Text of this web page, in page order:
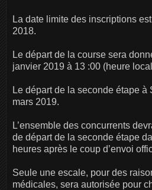
La date limite des inscriptions
2018.
Le départ de la course sera
janvier 2019 à 13 :00 (heure
Le départ de la seconde étape à
mars 2019.
L’ensemble des concurrents
de départ de la seconde étape
heures après le coup d’envoi
Seule une escale, pour des
médicales, sera autorisée pour